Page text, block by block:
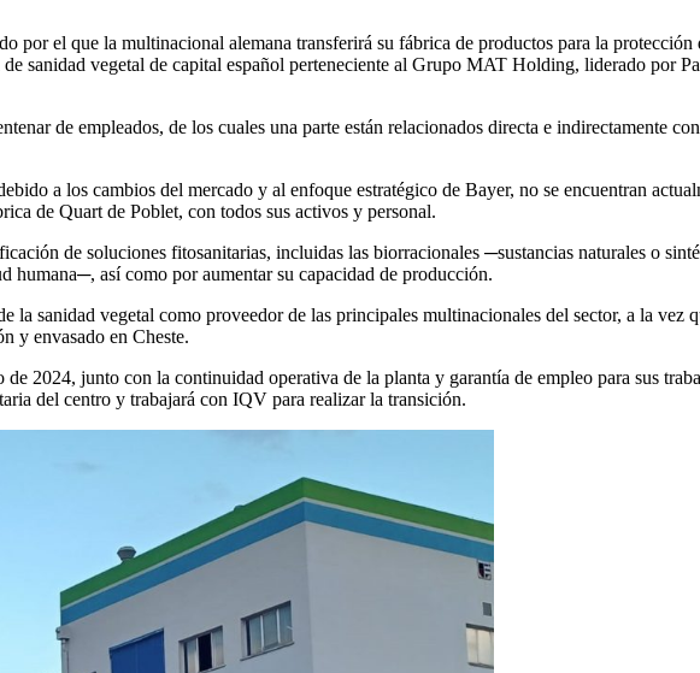
por el que la multinacional alemana transferirá su fábrica de productos para la
sanidad vegetal de capital español perteneciente al Grupo MAT Holding, liderado por
de empleados, de los cuales una parte están relacionados directa e indirectamente
a los cambios del mercado y al enfoque estratégico de Bayer, no se encuentran
de Quart de Poblet, con todos sus activos y personal.
de soluciones fitosanitarias, incluidas las biorracionales ─sustancias naturales o
humana─, así como por aumentar su capacidad de producción.
sanidad vegetal como proveedor de las principales multinacionales del sector, a la vez
y envasado en Cheste.
2024, junto con la continuidad operativa de la planta y garantía de empleo para sus
del centro y trabajará con IQV para realizar la transición.